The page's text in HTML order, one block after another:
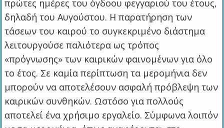
πρώτες ημέρες του όγδοου φεγγαριού του έτους,
δηλαδή του Αυγούστου. Η παρατήρηση των
τάσεων του καιρού το συγκεκριμένο διάστημα
λειτουργούσε παλιότερα ως τρόπος
«πρόγνωσης» των καιρικών φαινομένων για όλο
το έτος. Σε καμία περίπτωση τα μερομήνια δεν
μπορούν να αποτελέσουν ασφαλή πρόβλεψη των
καιρικών συνθηκών. Ωστόσο για πολλούς
αποτελεί ένα χρήσιμο εργαλείο. Σύμφωνα λοιπόν